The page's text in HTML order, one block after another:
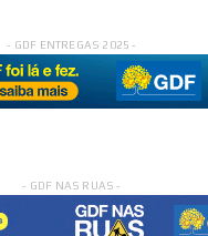
- GDF ENTREGAS 2025 -
- GDF NAS RUAS -